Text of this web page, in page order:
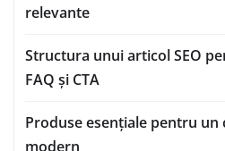
relevante
Structura unui articol SEO
FAQ și CTA
Produse esențiale pentru un
modern